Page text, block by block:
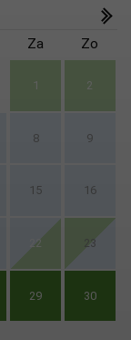
Za Zo
1 2
8 9
15 16
22 23
29 30